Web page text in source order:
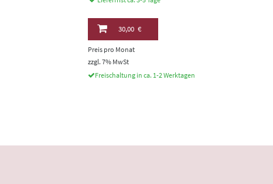
30,00 €
Preis pro Monat
zzgl. 7% MwSt
Freischaltung in ca. 1-2 Werktagen